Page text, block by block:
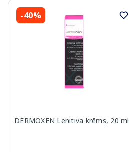
-40%
DERMOXEN Lenitiva krēms, 20 ml